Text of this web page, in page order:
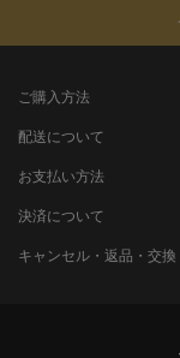
ご購入方法
配送について
お支払い方法
決済について
キャンセル・返品・交換